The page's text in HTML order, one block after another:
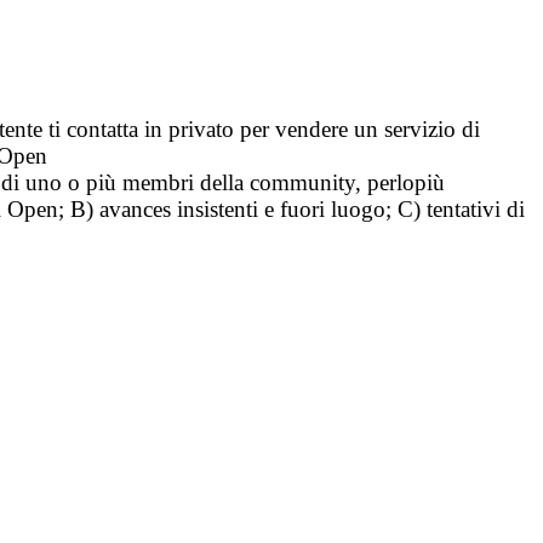
ti contatta in privato per vendere un servizio di
di uno o più membri della community, perlopiù
B) avances insistenti e fuori luogo; C) tentativi di